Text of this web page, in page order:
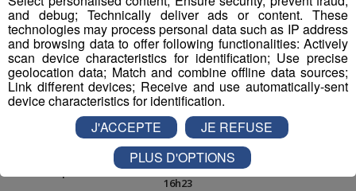
Grand-Annecy : il faudra payer
pour se garer au Semnoz
Publié par La Rédaction Radio Mont Blanc-27 février 2026 à
16h23
and debug; Technically deliver ads or content. These
technologies may process personal data such as IP address
and browsing data to offer following functionalities: Actively
scan device characteristics for identification; Use precise
geolocation data; Match and combine offline data sources;
Link different devices; Receive and use automatically-sent
device characteristics for identification.
J'ACCEPTE
JE REFUSE
PLUS D'OPTIONS